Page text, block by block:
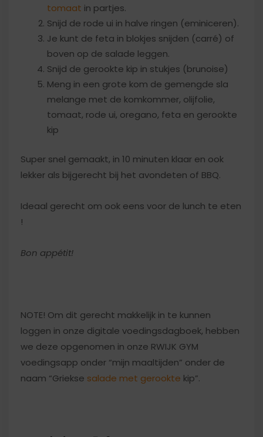
tomaat in partjes.
Snijd de rode ui in halve ringen (eminiceren).
Je kunt de feta in blokjes snijden (carré) of
boven op de salade leggen.
Snijd de gerookte kip in stukjes (brunoise)
Meng in een grote kom de gemengde sla
melange met de komkommer, olijfolie,
tomaat, rode ui, oregano, feta en gerookte
kip
Super snel gemaakt, in 10 minuten klaar en ook
lekker als bijgerecht bij het avondeten of BBQ.
Ideaal gerecht om ook eens voor de lunch te eten
!
Bon appétit!
NOTE! Om dit gerecht makkelijk in te kunnen
loggen in onze digitale voedingsdagboek, hebben
we deze opgenomen in onze RWIJK GYM
voedingsapp onder “mijn maaltijden” onder de
naam “Griekse salade met gerookte kip”.